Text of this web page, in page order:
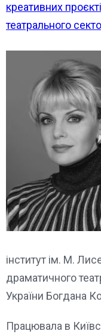
креативних
театрального
інститут ім. М.
драматичного
України Богдана
Працювала в